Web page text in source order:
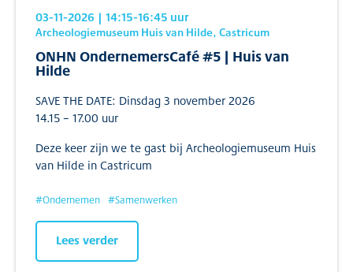
03-11-2026 | 14:15-16:45 uur
Archeologiemuseum Huis van Hilde, Castricum
ONHN OndernemersCafé #5 | Huis van
Hilde
SAVE THE DATE: Dinsdag 3 november 2026
14.15 – 17.00 uur
Deze keer zijn we te gast bij Archeologiemuseum Huis
van Hilde in Castricum
#Ondernemen #Samenwerken
Lees verder